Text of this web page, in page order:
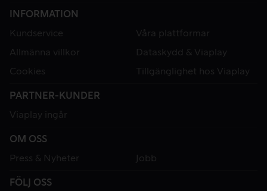
INFORMATION
Kundservice
Våra plattformar
Allmänna villkor
Dataskydd & Viaplay
Cookies
Tillgänglighet hos Viaplay
PARTNER-KUNDER
Viaplay ingår
OM OSS
Press & Nyheter
Jobb
FÖLJ OSS